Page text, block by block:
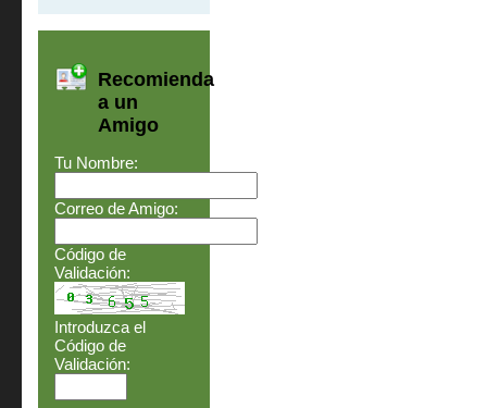
Recomienda
a un
Amigo
Tu Nombre:
Correo de Amigo:
Código de
Validación:
Introduzca el
Código de
Validación: